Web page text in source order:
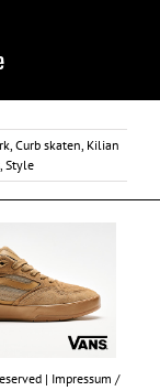
, Curb skaten Kilian
Style
| Impressum /